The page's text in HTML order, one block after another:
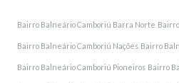
Bairro Balneário Camboriú Barra Norte
Bairro Balneário Camboriú Nações Bairro
Bairro Balneário Camboriú Pioneiros Bairro